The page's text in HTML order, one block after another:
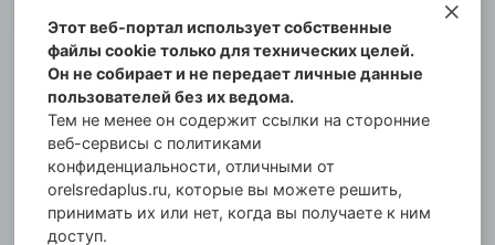
© Информационный городской портал
Орловская cреда-плюс, 2021-2026
Свидетельство о регистрации СМИ: ПИ №57-
00254 от 29 октября 2013 г.
Газета зарегистрирована Управлением
Федеральной службы по надзору в сфере связи,
информационных технологий и массовых
коммуникаций по Орловской области.
Этот веб-портал использует собственные
файлы cookie только для технических целей.
Он не собирает и не передает личные данные
пользователей без их ведома.
Тем не менее он содержит ссылки на сторонние
веб-сервисы с политиками
конфиденциальности, отличными от
orelsredaplus.ru, которые вы можете решить,
принимать их или нет, когда вы получаете к ним
доступ.